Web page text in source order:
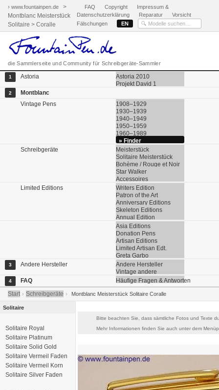
› www.fountainpen.de
>
Montblanc Meisterstück
Solitaire > Coralle
FAQ Copyright
Impressum &
Datenschutzerklärung
Reparatur
Vorsicht
Fälschungen
EN
die Sammlerseite und Community für Schreibgeräte-Sammler
1 Astoria
Astoria 2010
Projekt David 1
2
Montblanc
Vintage Pens
1908–1929
1930–1939
1940–1949
1950–1959
1960–1989
» Finder
Schreibgeräte
Meisterstück
Solitaire Meisterstück
Bohème / Rouge et Noir
Star Walker
Accessoires
Limited Editions
Writers Edition
Patron of the Art
Anniversary Editions
Skeleton Editions
Annual Edition
Asia Editions
Donation Pens
Artisan Editions
Limited Artisan Edt.
Greta Garbo
3 Andere Hersteller
Andere Hersteller
Vintage andere
4 FAQ
Häufige Fragen & Antworten
Start › Schreibgeräte › Montblanc Meisterstück Solitaire Coralle
Solitaire
Solitaire Royal
Solitaire Platinum
Solitaire Solid Gold
Solitaire Vermeil Faden
Solitaire Vermeil Korn
Solitaire Silver Faden
Bitte beachten Sie, dass sämtliche Fotos und Texte
Mehr Informationen finden Sie auch unter dem